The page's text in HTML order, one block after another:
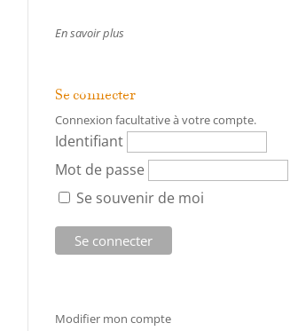
En savoir plus
Se connecter
Connexion facultative à votre compte.
Identifiant
Mot de passe
Se souvenir de moi
Modifier mon compte